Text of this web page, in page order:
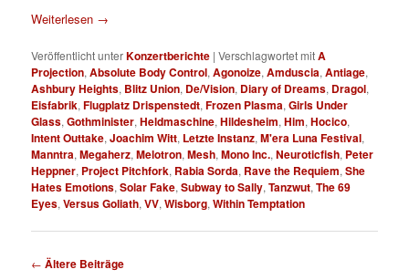
Weiterlesen →
Veröffentlicht unterKonzertberichte |Verschlagwortet mitA
Projection,Absolute Body Control,Agonoize,Amduscia,Antiage,
Ashbury Heights, Blitz Union, De/Vision, Diary of Dreams, Dragol,
Eisfabrik,Flugplatz Drispenstedt,Frozen Plasma,Girls Under
Glass,Gothminister,Heldmaschine,Hildesheim,Him,Hocico,
Intent Outtake,Joachim Witt, Letzte Instanz,M'era Luna Festival,
Manntra,Megaherz,Melotron,Mesh,Mono Inc.,Neuroticfish, Peter
Heppner, Project Pitchfork, Rabia Sorda, Rave the Requiem,She
Hates Emotions,Solar Fake,Subway to Sally,Tanzwut,The 69
Eyes,Versus Goliath,VV,Wisborg,Within Temptation
Beitragsnavigation
← Ältere Beiträge